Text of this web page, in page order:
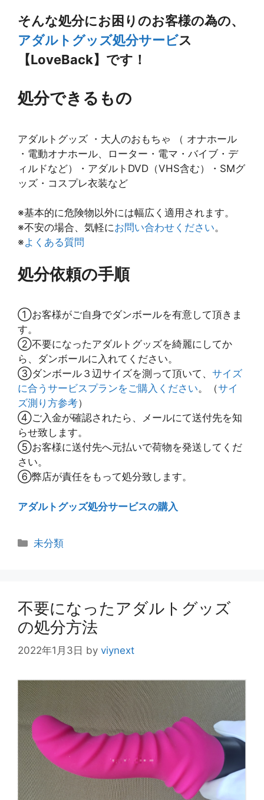
そんな処分にお困りのお客様の為の、
アダルトグッズ処分サービス
【LoveBack】です！
処分できるもの
アダルトグッズ ・大人のおもちゃ （ オナホール
・電動オナホール、ローター・電マ・バイブ・デ
ィルドなど）・アダルトDVD（VHS含む）・SMグ
ッズ・コスプレ衣装など
※基本的に危険物以外には幅広く適用されます。
※不安の場合、気軽にお問い合わせください。
※よくある質問
処分依頼の手順
①お客様がご自身でダンボールを有意して頂きま
す。
②不要になったアダルトグッズを綺麗にしてか
ら、ダンボールに入れてください。
③ダンボール３辺サイズを測って頂いて、 サイズ
に合うサービスプランをご購入ください。（サイ
ズ測り方参考）
④ご入金が確認されたら、メールにて送付先を知
らせ致します。
⑤お客様に送付先へ元払いで荷物を発送してくだ
さい。
⑥弊店が責任をもって処分致します。
アダルトグッズ処分サービスの購入
カ
ー
未分類
不要になったアダルトグッズ
の処分方法
2022年1月3日 by viynext